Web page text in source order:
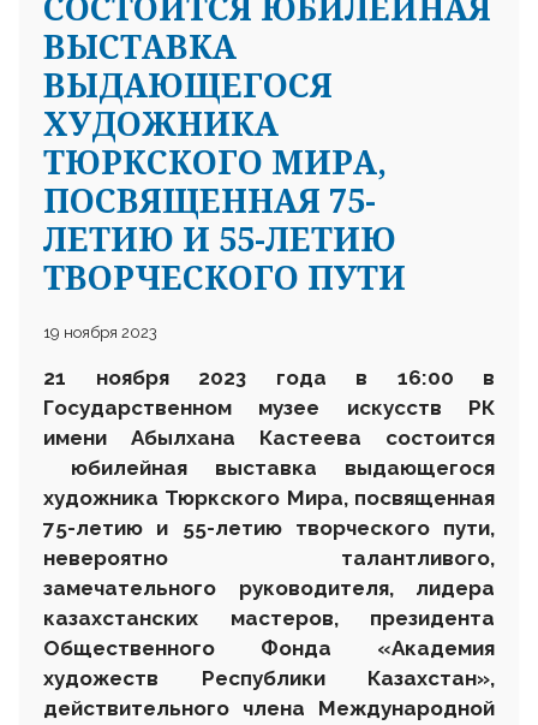
ВЫСТАВКА
ВЫДАЮЩЕГОСЯ
ХУДОЖНИКА
ТЮРКСКОГО МИРА,
ПОСВЯЩЕННАЯ 75-
ЛЕТИЮ И 55-ЛЕТИЮ
ТВОРЧЕСКОГО ПУТИ
19 ноября 2023
21 ноября 2023 года в 16:00 в
Государственном музее искусств РК
имени Абылхана Кастеева состоится
юбилейная выставка выдающегося
художника Тюркского Мира, посвященная
75-летию и 55-летию творческого пути,
невероятно талантливого,
замечательного руководителя, лидера
казахстанских мастеров, президента
Общественного Фонда «Академия
художеств Республики Казахстан»,
действительного члена Международной